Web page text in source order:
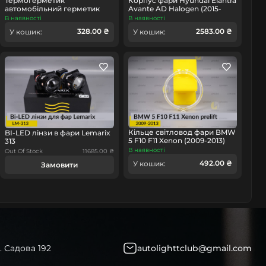
автомобільний герметик
для фар Orgavyl Оргавіл
В наявності
У кошик: 328.00 ₴
Avante AD Halogen (2015-
2019) дорест лівий
В наявності
У кошик: 2583.00 ₴
BI-LED лінзи в фари Lemarix
313
Out Of Stock 11685.00 ₴
Замовити
Кільце світловод фари BMW
5 F10 F11 Xenon (2009-2013)
дорест мале внутрішнє
В наявності
У кошик: 492.00 ₴
Садова 192 autolighttclub@gmail.com